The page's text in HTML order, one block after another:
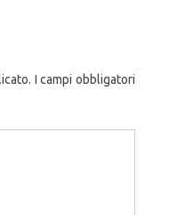
I campi obbligatori